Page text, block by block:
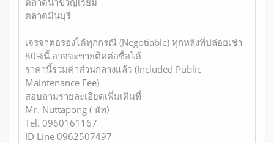
ตลาดมีนบุรี
เจรจาต่อรองได้ทุกกรณี (Negotiable) ทุกหลังที่ปล่อยเช่า
80%นี้ อาจจะขายติดต่อซื้อได้
ราคานี้รวมค่าส่วนกลางแล้ว (Included Public
Maintenance Fee)
สอบถามรายละเอียดเพิ่มเติมที่
Mr. Nuttapong ( นัท)
Tel. 0960161167
ID Line 0962507497